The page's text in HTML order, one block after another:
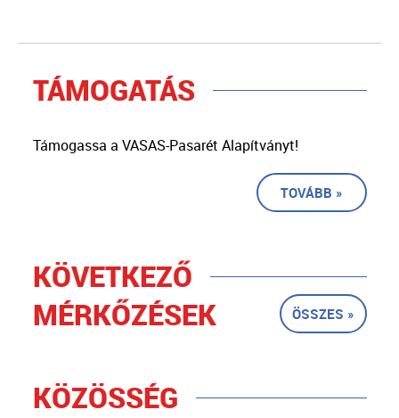
TÁMOGATÁS
Támogassa a VASAS-Pasarét Alapítványt!
TOVÁBB »
KÖVETKEZŐ
MÉRKŐZÉSEK
ÖSSZES »
KÖZÖSSÉG